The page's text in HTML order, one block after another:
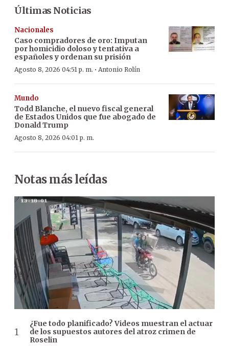
Últimas Noticias
Nacionales
Caso compradores de oro: Imputan
por homicidio doloso y tentativa a
españoles y ordenan su prisión
Agosto 8, 2026 04:51 p. m. · Antonio Rolín
Mundo
Todd Blanche, el nuevo fiscal general
de Estados Unidos que fue abogado de
Donald Trump
Agosto 8, 2026 04:01 p. m.
Notas más leídas
¿Fue todo planificado? Videos muestran el actuar
de los supuestos autores del atroz crimen de
Roselin